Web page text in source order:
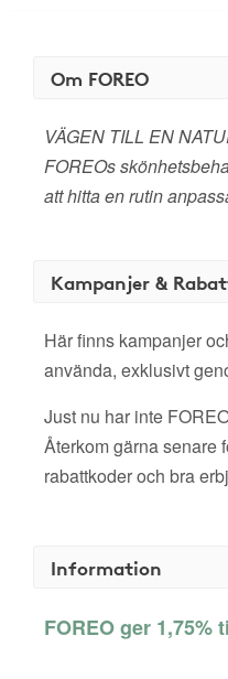
Om FOREO
VÄGEN TILL EN
FOREOs
att hitta en rutin
Kampanjer &
Här finns kampanjer
använda, exklusivt
Just nu har inte
Återkom gärna senare
rabattkoder och bra
Information
FOREO ger 1,75%